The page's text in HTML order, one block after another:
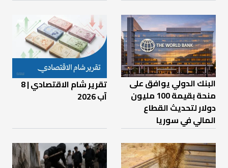
البنك الدولي يوافق على
منحة بقيمة 100 مليون
دولار لتحديث القطاع
المالي في سوريا
تقرير شام الاقتصادي | 8
آب 2026